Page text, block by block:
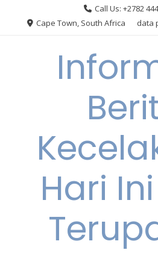
Call Us: +2782
Cape Town, South Africa
data
Hari